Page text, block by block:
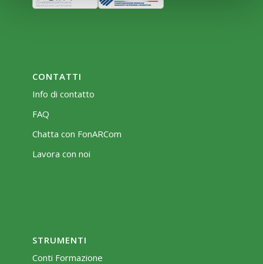
CONTATTI
Info di contatto
FAQ
Chatta con FonARCom
Lavora con noi
STRUMENTI
Conti Formazione